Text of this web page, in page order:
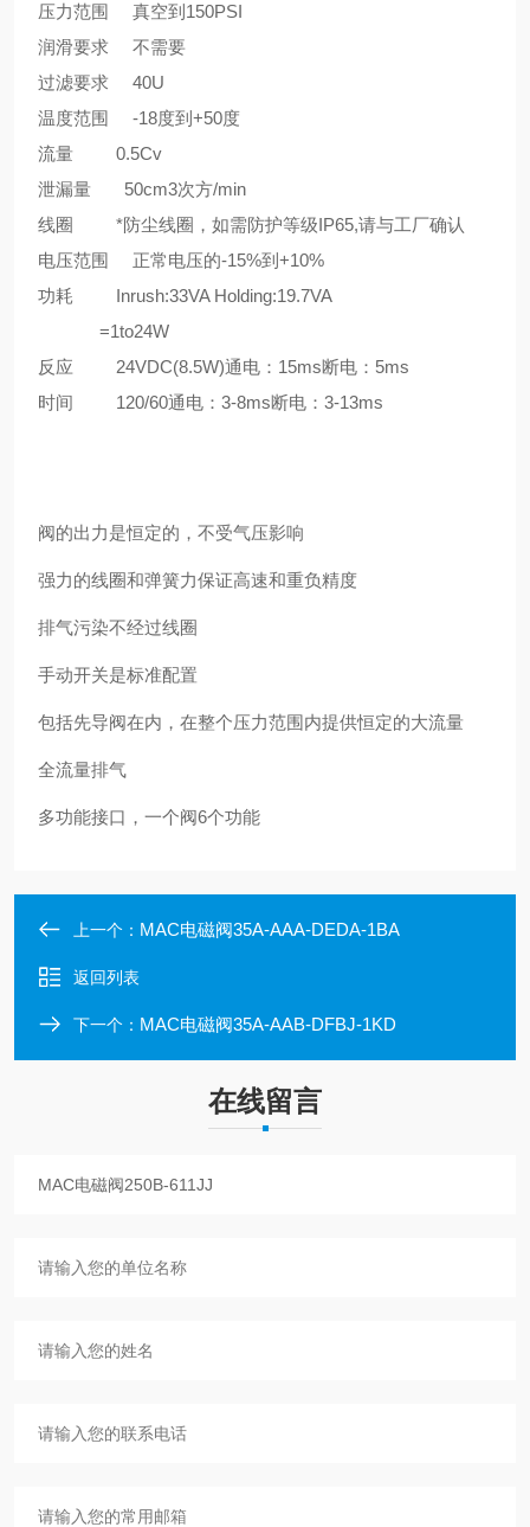
压力范围 真空到150PSI
润滑要求 不需要
过滤要求 40U
温度范围 -18度到+50度
流量 0.5Cv
泄漏量 50cm3次方/min
线圈 *防尘线圈，如需防护等级IP65,请与工厂确认
电压范围 正常电压的-15%到+10%
功耗 Inrush:33VA Holding:19.7VA
=1to24W
反应 24VDC(8.5W)通电：15ms断电：5ms
时间 120/60通电：3-8ms断电：3-13ms
阀的出力是恒定的，不受气压影响
强力的线圈和弹簧力保证高速和重负精度
排气污染不经过线圈
手动开关是标准配置
包括先导阀在内，在整个压力范围内提供恒定的大流量
全流量排气
多功能接口，一个阀6个功能
上一个： MAC电磁阀35A-AAA-DEDA-1BA
返回列表
下一个： MAC电磁阀35A-AAB-DFBJ-1KD
在线留言